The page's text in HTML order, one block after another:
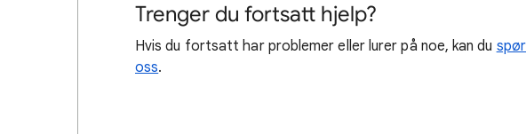
Trenger du fortsatt hjelp?
Hvis du fortsatt har problemer eller lurer på noe, kan du
oss.